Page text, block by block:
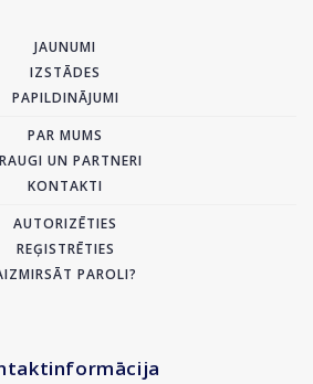
JAUNUMI
IZSTĀDES
PAPILDINĀJUMI
PAR MUMS
UN PARTNERI
KONTAKTI
AUTORIZĒTIES
REĢISTRĒTIES
PAROLI?